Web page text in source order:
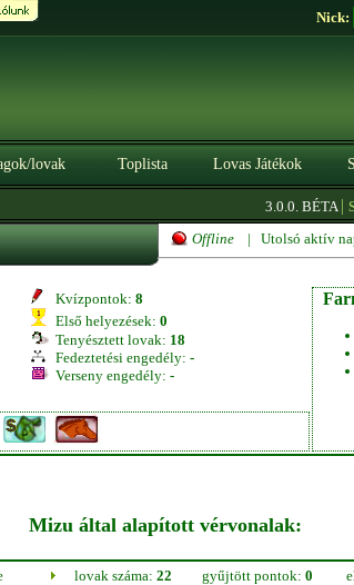
Nick:
lovak Toplista Lovas Játékok
3.0.0. BÉTA|
Offline | Utolsó aktív
Kvízpontok: 8
Első helyezések: 0
Tenyésztett lovak: 18
Fedeztetési engedély: -
Verseny engedély: -
Mizu által alapított vérvonalak:
lovak száma: 22 gyűjtött pontok: 0